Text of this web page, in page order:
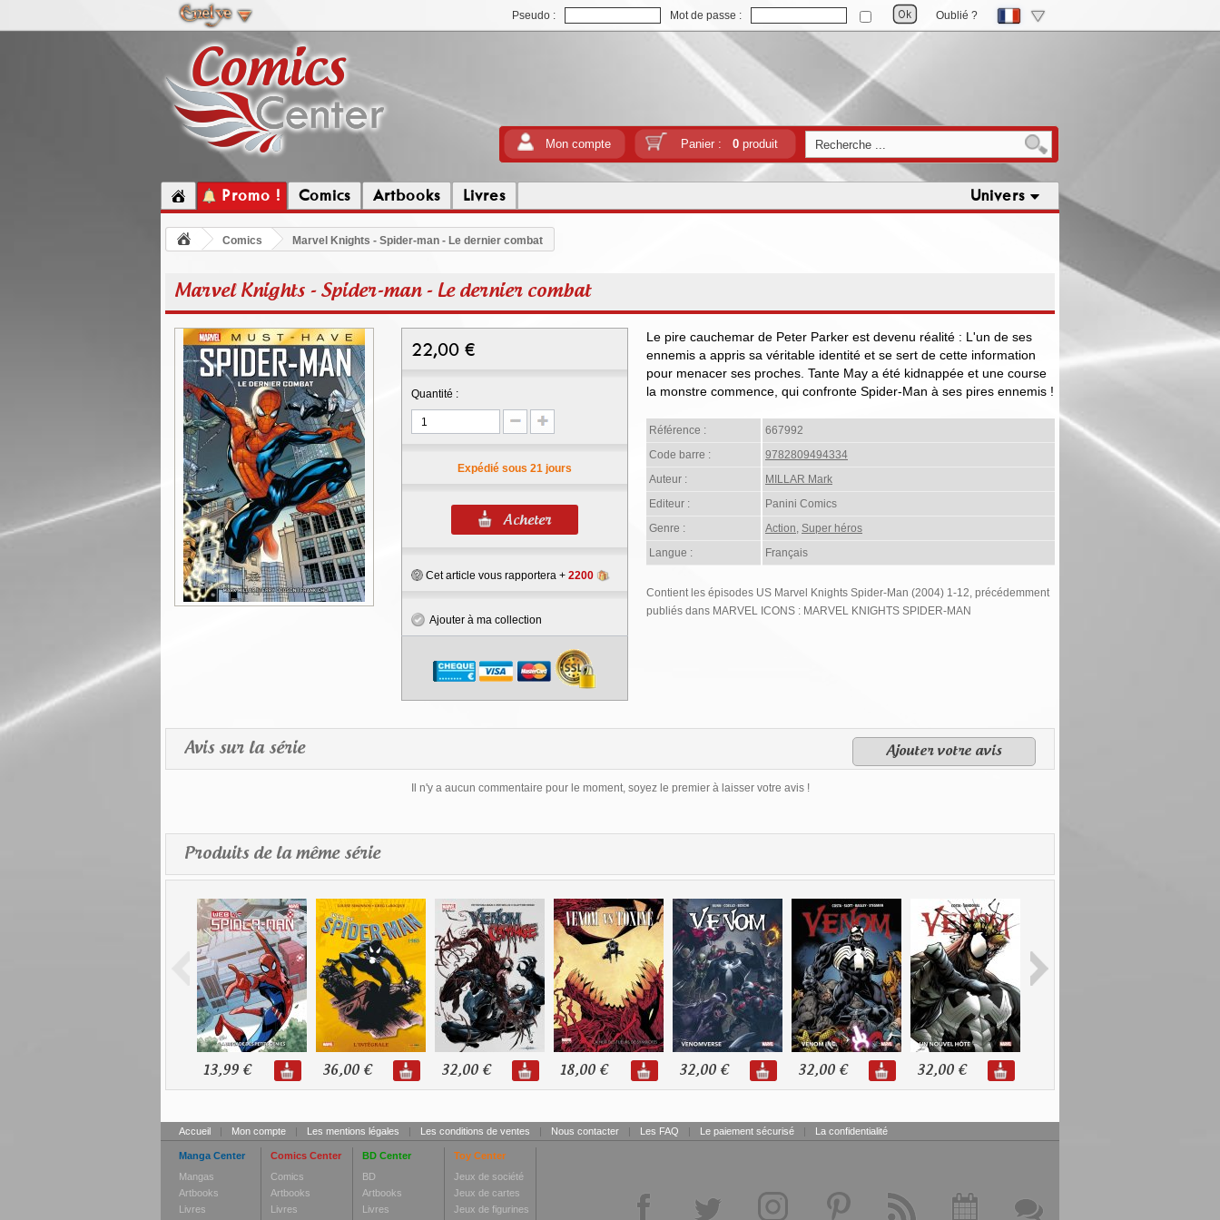
Pseudo : Mot de passe : Oublié ?
Mon compte Panier : 0produit
Promo ! Comics Artbooks Livres Univers
Comics Marvel Knights - Spider-man - Le dernier combat
Marvel Knights - Spider-man - Le dernier combat
22,00 €
Quantité :
Expédié sous 21 jours
Cet article vous rapportera + 2200
Ajouter à ma collection
Le pire cauchemar de Peter Parker est devenu réalité : L'un de ses
ennemis a appris sa véritable identité et se sert de cette information
pour menacer ses proches. Tante May a été kidnappée et une course
la monstre commence, qui confronte Spider-Man à ses pires ennemis !
Référence :
667992
Code barre :
9782809494334
Auteur :
MILLAR Mark
Editeur :
Panini Comics
Genre :
Action, Super héros
Langue :
Français
Contient les épisodes US Marvel Knights Spider-Man (2004) 1-12, précédemment
publiés dans MARVEL ICONS : MARVEL KNIGHTS SPIDER-MAN
Avis sur la série Ajouter votre avis
Il n'y a aucun commentaire pour le moment, soyez le premier à laisser votre avis !
Produits de la même série
13,99 € 36,00 € 32,00 € 18,00 € 32,00 € 32,00 € 32,00 €
Accueil | Mon compte | Les mentions légales | Les conditions de ventes | Nous contacter | Les FAQ | Le paiement sécurisé | La confidentialité
Manga Center
Mangas
Artbooks
Livres
Comics Center
Comics
Artbooks
Livres
BD Center
BD
Artbooks
Livres
Toy Center
Jeux de société
Jeux de cartes
Jeux de figurines